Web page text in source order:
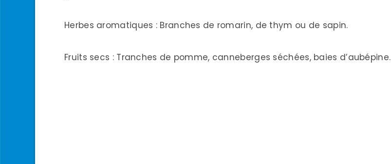
Herbes aromatiques : Branches de romarin, de thym ou de sapin.
Fruits secs : Tranches de pomme, canneberges séchées, baies d’aubépine.